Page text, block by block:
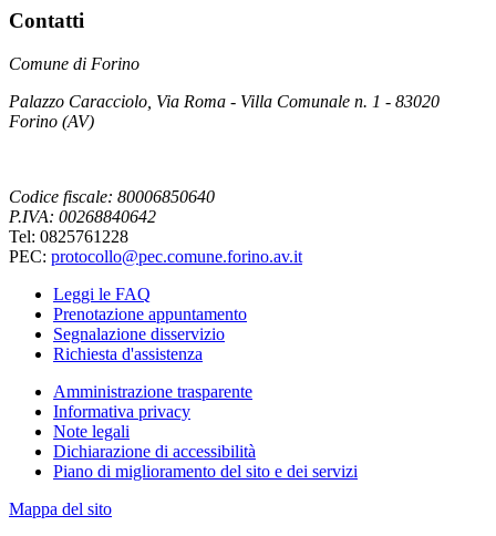
Contatti
Comune di Forino
Palazzo Caracciolo, Via Roma - Villa Comunale n. 1 - 83020
Forino (AV)
Codice fiscale: 80006850640
P.IVA: 00268840642
Tel: 0825761228
PEC: protocollo@pec.comune.forino.av.it
Leggi le FAQ
Prenotazione appuntamento
Segnalazione disservizio
Richiesta d'assistenza
Amministrazione trasparente
Informativa privacy
Note legali
Dichiarazione di accessibilità
Piano di miglioramento del sito e dei servizi
Mappa del sito